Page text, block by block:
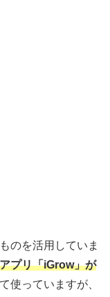
のを活用していま
プリ「iGrow」が
使っていますが、